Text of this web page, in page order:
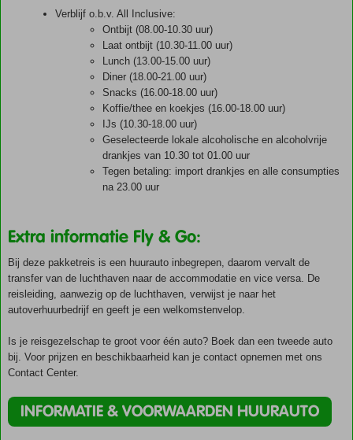
Verblijf o.b.v. All Inclusive:
Ontbijt (08.00-10.30 uur)
Laat ontbijt (10.30-11.00 uur)
Lunch (13.00-15.00 uur)
Diner (18.00-21.00 uur)
Snacks (16.00-18.00 uur)
Koffie/thee en koekjes (16.00-18.00 uur)
IJs (10.30-18.00 uur)
Geselecteerde lokale alcoholische en alcoholvrije
drankjes van 10.30 tot 01.00 uur
Tegen betaling: import drankjes en alle consumpties
na 23.00 uur
Extra informatie Fly & Go:
Bij deze pakketreis is een huurauto inbegrepen, daarom vervalt de
transfer van de luchthaven naar de accommodatie en vice versa. De
reisleiding, aanwezig op de luchthaven, verwijst je naar het
autoverhuurbedrijf en geeft je een welkomstenvelop.
Is je reisgezelschap te groot voor één auto? Boek dan een tweede auto
bij. Voor prijzen en beschikbaarheid kan je contact opnemen met ons
Contact Center.
INFORMATIE & VOORWAARDEN HUURAUTO